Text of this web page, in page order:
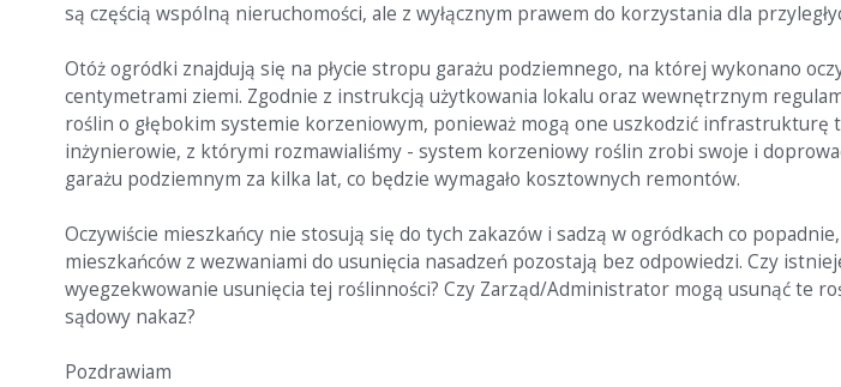
są częścią wspólną nieruchomości, ale z wyłącznym prawem do korzystania dla
Otóż ogródki znajdują się na płycie stropu garażu podziemnego, na której wykonano
centymetrami ziemi. Zgodnie z instrukcją użytkowania lokalu oraz wewnętrznym
roślin o głębokim systemie korzeniowym, ponieważ mogą one uszkodzić infrastrukturę
inżynierowie, z którymi rozmawialiśmy - system korzeniowy roślin zrobi swoje i
garażu podziemnym za kilka lat, co będzie wymagało kosztownych remontów.
Oczywiście mieszkańcy nie stosują się do tych zakazów i sadzą w ogródkach co
mieszkańców z wezwaniami do usunięcia nasadzeń pozostają bez odpowiedzi. Czy
wyegzekwowanie usunięcia tej roślinności? Czy Zarząd/Administrator mogą usunąć te
sądowy nakaz?
Pozdrawiam